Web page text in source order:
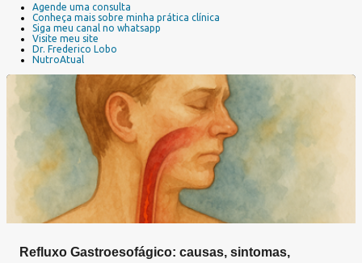
g
Agende uma consulta
Conheça mais sobre minha prática clínica
Siga meu canal no whatsapp
Visite meu site
Dr. Frederico Lobo
NutroAtual
Refluxo Gastroesofágico: causas, sintomas,